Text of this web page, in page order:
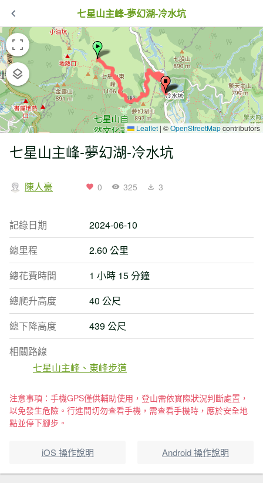
七星山主峰-夢幻湖-冷水坑
Leaflet | ©OpenStreetMapcontributors
七星山主峰-夢幻湖-冷水坑
陳人豪 0 325 3
記錄日期
2024-06-10
總里程
2.60 公里
總花費時間
1 小時 15 分鐘
總爬升高度
40 公尺
總下降高度
439 公尺
相關路線
七星山主峰、東峰步道
注意事項：手機GPS僅供輔助使用，登山需依實際狀況判斷處置，
以免發生危險。行進間切勿查看手機，需查看手機時，應於安全地
點並停下腳步。
iOS 操作說明 Android 操作說明